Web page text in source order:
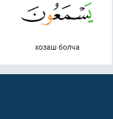
хозаш болча